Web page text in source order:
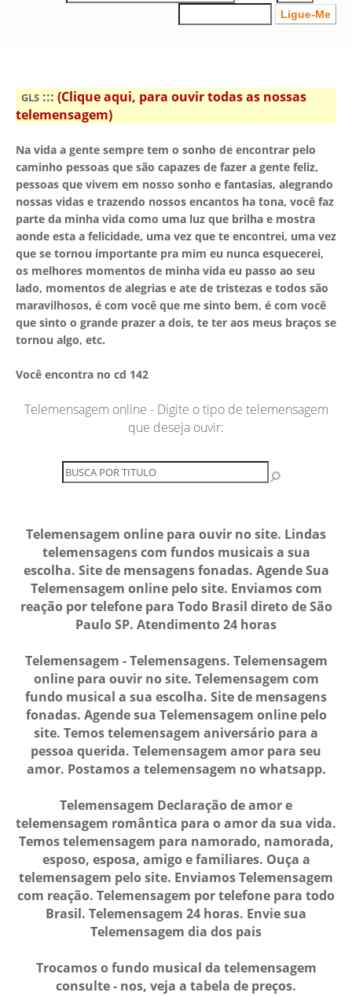
GLS ::: (Clique aqui, para ouvir todas as nossas
telemensagem)
Na vida a gente sempre tem o sonho de encontrar pelo
caminho pessoas que são capazes de fazer a gente feliz,
pessoas que vivem em nosso sonho e fantasias, alegrando
nossas vidas e trazendo nossos encantos ha tona, você faz
parte da minha vida como uma luz que brilha e mostra
aonde esta a felicidade, uma vez que te encontrei, uma vez
que se tornou importante pra mim eu nunca esquecerei,
os melhores momentos de minha vida eu passo ao seu
lado, momentos de alegrias e ate de tristezas e todos são
maravilhosos, é com você que me sinto bem, é com você
que sinto o grande prazer a dois, te ter aos meus braços se
tornou algo, etc.
Você encontra no cd 142
Telemensagem online - Digite o tipo de telemensagem
que deseja ouvir:
Telemensagem online para ouvir no site. Lindas
telemensagens com fundos musicais a sua
escolha. Site de mensagens fonadas. Agende Sua
Telemensagem online pelo site. Enviamos com
reação por telefone para Todo Brasil direto de São
Paulo SP. Atendimento 24 horas
Telemensagem - Telemensagens. Telemensagem
online para ouvir no site. Telemensagem com
fundo musical a sua escolha. Site de mensagens
fonadas. Agende sua Telemensagem online pelo
site. Temos telemensagem aniversário para a
pessoa querida. Telemensagem amor para seu
amor. Postamos a telemensagem no whatsapp.
Telemensagem Declaração de amor e
telemensagem romântica para o amor da sua vida.
Temos telemensagem para namorado, namorada,
esposo, esposa, amigo e familiares. Ouça a
telemensagem pelo site. Enviamos Telemensagem
com reação. Telemensagem por telefone para todo
Brasil. Telemensagem 24 horas. Envie sua
Telemensagem dia dos pais
Trocamos o fundo musical da telemensagem
consulte - nos, veja a tabela de preços.